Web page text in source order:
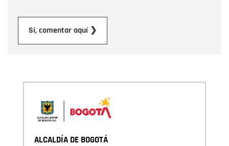
Sí, comentar aquí ❯
ALCALDÍA DE BOGOTÁ